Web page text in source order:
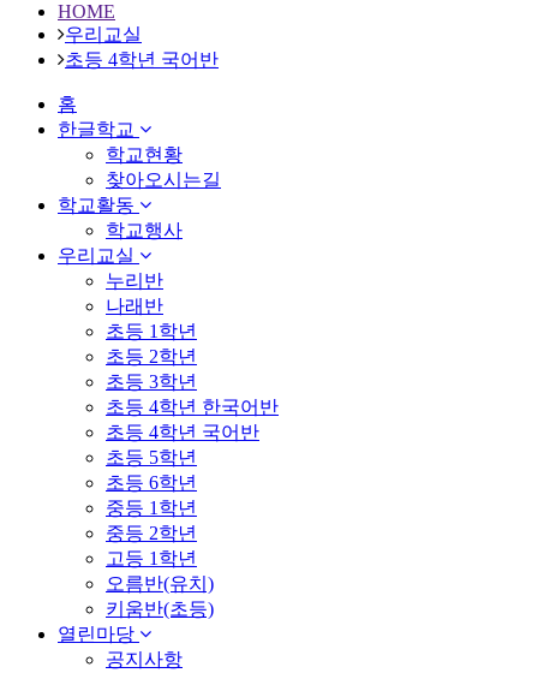
HOME
우리교실
초등 4학년 국어반
홈
한글학교
학교현황
찾아오시는길
학교활동
학교행사
우리교실
누리반
나래반
초등 1학년
초등 2학년
초등 3학년
초등 4학년 한국어반
초등 4학년 국어반
초등 5학년
초등 6학년
중등 1학년
중등 2학년
고등 1학년
오름반(유치)
키움반(초등)
열린마당
공지사항